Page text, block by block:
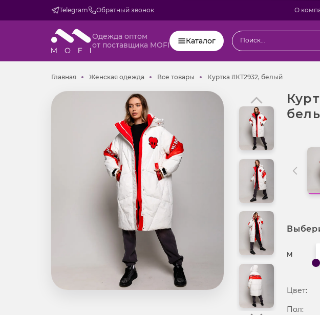
Telegram Обратный звонок О
Одежда оптом
от поставщика MOFI
Каталог
ГлавнаяГлавнаяЖенская одежда Женская одежда
Все товары Все товары
Куртка #КТ2932, белыйКуртка
M
Цвет:
Пол: